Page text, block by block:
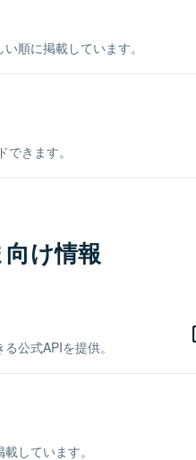
順に掲載しています。
きます。
け情報
公式APIを提供。
しています。